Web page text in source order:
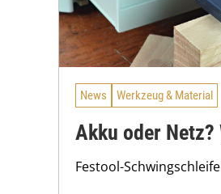
News Werkzeug & Material
Akku oder
Festool-